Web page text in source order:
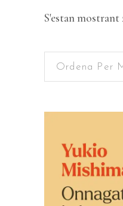
S'estan mostrant
Ordena Per